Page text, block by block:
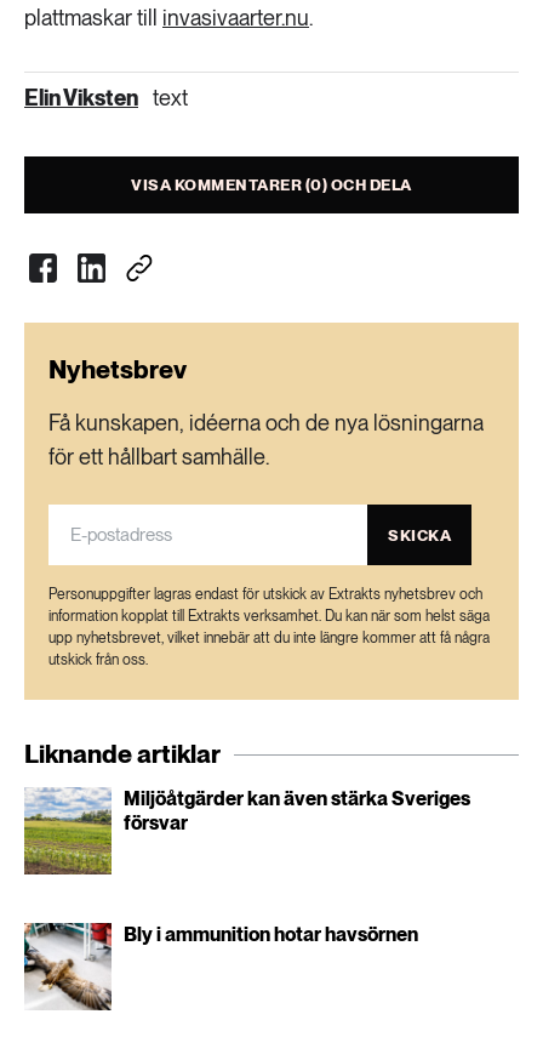
plattmaskar till invasivaarter.nu.
Elin Viksten text
VISA KOMMENTARER (0) OCH DELA
Nyhetsbrev
Få kunskapen, idéerna och de nya lösningarna
för ett hållbart samhälle.
SKICKA
Personuppgifter lagras endast för utskick av Extrakts nyhetsbrev och
information kopplat till Extrakts verksamhet. Du kan när som helst säga
upp nyhetsbrevet, vilket innebär att du inte längre kommer att få några
utskick från oss.
Liknande artiklar
Miljöåtgärder kan även stärka Sveriges
försvar
Bly i ammunition hotar havsörnen